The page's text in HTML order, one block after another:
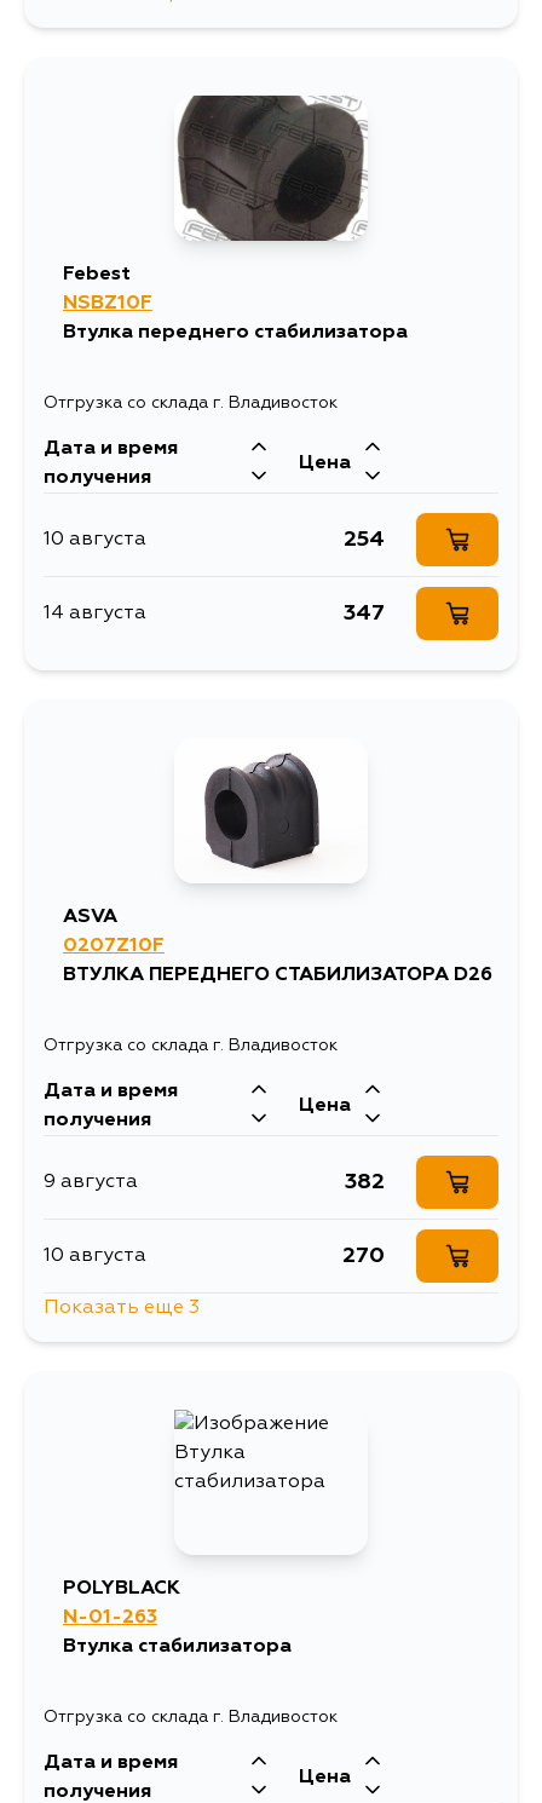
672
560
15 августа
Febest
NSBZ10F
Втулка переднего стабилизатора
Отгрузка со склада г. Владивосток
Дата и время
получения
Цена
10 августа 254
14 августа 347
ASVA
0207Z10F
ВТУЛКА ПЕРЕДНЕГО СТАБИЛИЗАТОРА D26
Отгрузка со склада г. Владивосток
Дата и время
получения
Цена
9 августа 382
10 августа 270
Показать еще 3
POLYBLACK
N-01-263
Втулка стабилизатора
Отгрузка со склада г. Владивосток
Дата и время
получения
Цена